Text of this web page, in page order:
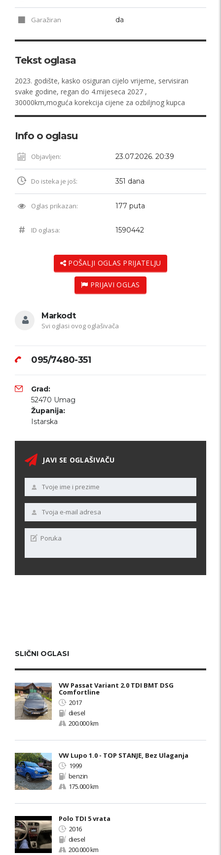
Garažiran da
Tekst oglasa
2023. godište, kasko osiguran cijelo vrijeme, servisiran
svake godine, regan do 4.mijeseca 2027 ,
30000km,moguća korekcija cijene za ozbiljnog kupca
Info o oglasu
Objavljen: 23.07.2026. 20:39
Do isteka je još: 351 dana
Oglas prikazan: 177 puta
ID oglasa: 1590442
POŠALJI OGLAS PRIJATELJU
PRIJAVI OGLAS
Markodt
Svi oglasi ovog oglašivača
095/7480-351
Grad:
52470 Umag
Županija:
Istarska
JAVI SE OGLAŠIVAČU
SLIČNI OGLASI
VW Passat Variant 2.0 TDI BMT DSG
Comfortline
2017
diesel
200.000 km
VW Lupo 1.0 - TOP STANJE, Bez Ulaganja
1999
benzin
175.000 km
Polo TDI 5 vrata
2016
diesel
200.000 km